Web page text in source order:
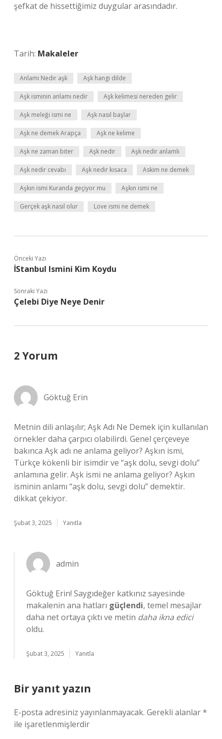
şefkat de hissettiğimiz duygular arasındadır.
Tarih: Makaleler
Anlamı Nedir aşk Aşk hangi dilde
Aşk isminin anlamı nedir Aşk kelimesi nereden gelir
Aşk meleği ismi ne Aşk nasıl başlar
Aşk ne demek Arapça Aşk ne kelime
Aşk ne zaman biter Aşk nedir Aşk nedir anlamlı
Aşk nedir cevabı Aşk nedir kısaca Askim ne demek
Aşkın ismi Kuranda geçiyor mu Aşkın ismi ne
Gerçek aşk nasıl olur Love ismi ne demek
Önceki Yazı
İStanbul Ismini Kim Koydu
Sonraki Yazı
Çelebi Diye Neye Denir
2 Yorum
Göktuğ Erin
Metnin dili anlaşılır; Aşk Adı Ne Demek için kullanılan
örnekler daha çarpıcı olabilirdi. Genel çerçeveye
bakınca Aşk adı ne anlama geliyor? Aşkın ismi,
Türkçe kökenli bir isimdir ve “aşk dolu, sevgi dolu”
anlamına gelir. Aşk ismi ne anlama geliyor? Aşkın
isminin anlamı “aşk dolu, sevgi dolu” demektir.
dikkat çekiyor.
Şubat 3, 2025 Yanıtla
admin
Göktuğ Erin! Saygıdeğer katkınız sayesinde
makalenin ana hatları güçlendi, temel mesajlar
daha net ortaya çıktı ve metin daha ikna edici
oldu.
Şubat 3, 2025 Yanıtla
Bir yanıt yazın
E-posta adresiniz yayınlanmayacak. Gerekli alanlar*
ile işaretlenmişlerdir